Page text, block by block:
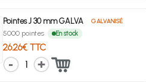
Pointes J 30 mm GALVA GALVANISÉ
5000 pointes En stock
26.26€ TTC
1